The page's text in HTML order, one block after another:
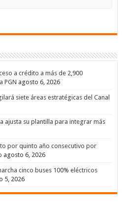
a crédito a más de 2,900
PGN agosto 6, 2026
siete áreas estratégicas del Canal
ajusta su plantilla para integrar más
por quinto año consecutivo por
agosto 6, 2026
cinco buses 100% eléctricos
5, 2026